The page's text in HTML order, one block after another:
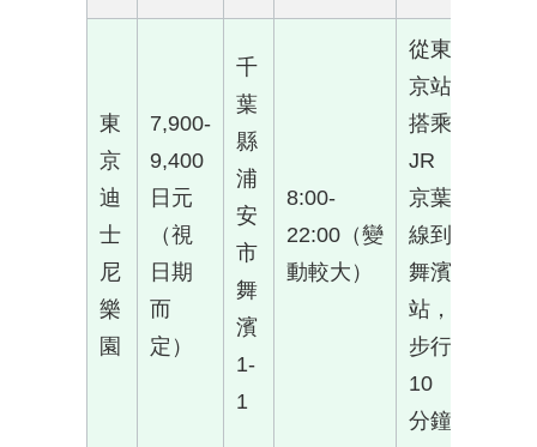
東
京
迪
士
尼
樂
園
7,900-
9,400
日元
（視
日期
而
定）
千
葉
縣
浦
安
市
舞
濱
1-
1
8:00-
22:00（變
動較大）
從東
京站
搭乘
JR
京葉
線到
舞濱
站，
步行
10
分鐘